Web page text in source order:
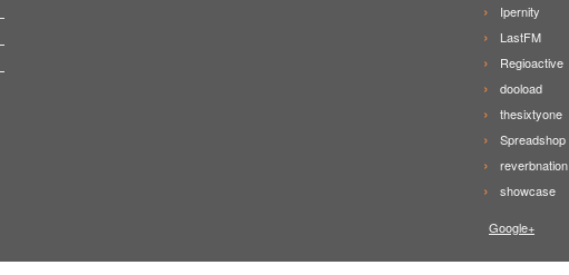
Ipernity
LastFM
Regioactive
dooload
thesixtyone
Spreadshop
reverbnation
showcase
Google+